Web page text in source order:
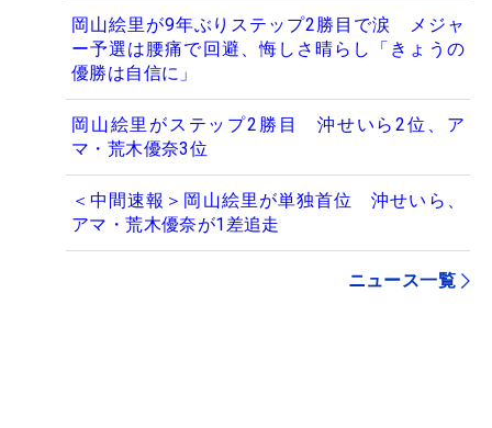
岡山絵里が9年ぶりステップ2勝目で涙 メジャ
ー予選は腰痛で回避、悔しさ晴らし「きょうの
優勝は自信に」
岡山絵里がステップ2勝目 沖せいら2位、ア
マ・荒木優奈3位
＜中間速報＞岡山絵里が単独首位 沖せいら、
アマ・荒木優奈が1差追走
ニュース一覧